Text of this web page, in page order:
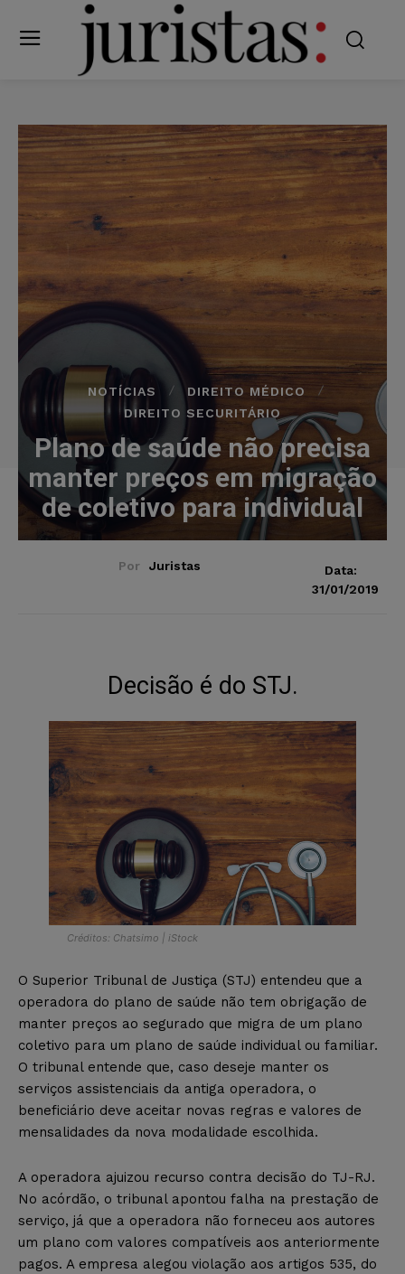
NOTÍCIAS
DIREITO MÉDICO
DIREITO SECURITÁRIO
Plano de saúde não precisa
manter preços em migração
de coletivo para individual
Por Juristas
Data:
31/01/2019
Decisão é do STJ.
Créditos: Chatsimo | iStock
O Superior Tribunal de Justiça (STJ) entendeu que a
operadora do plano de saúde não tem obrigação de
manter preços ao segurado que migra de um plano
coletivo para um plano de saúde individual ou familiar.
O tribunal entende que, caso deseje manter os
serviços assistenciais da antiga operadora, o
beneficiário deve aceitar novas regras e valores de
mensalidades da nova modalidade escolhida.
A operadora ajuizou recurso contra decisão do TJ-RJ.
No acórdão, o tribunal apontou falha na prestação de
serviço, já que a operadora não forneceu aos autores
um plano com valores compatíveis aos anteriormente
pagos. A empresa alegou violação aos artigos 535, do